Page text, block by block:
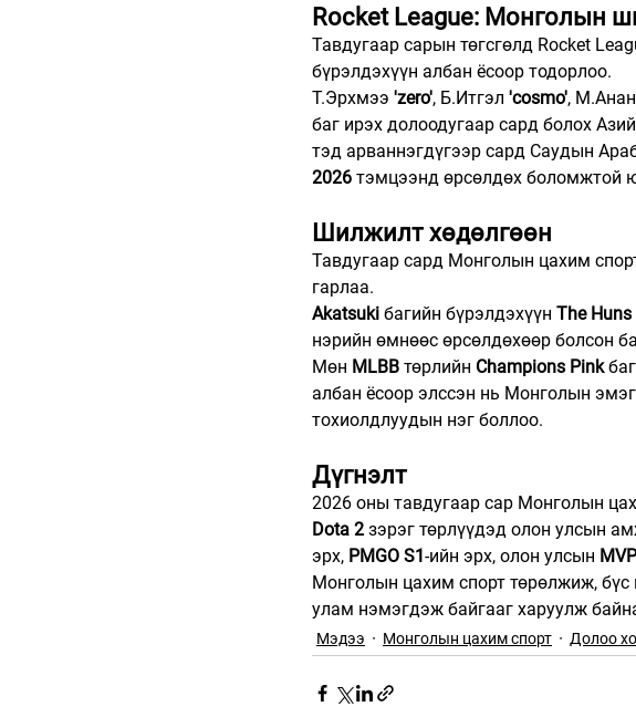
Rocket League: Монголын
Тавдугаар сарын төгсгөлд Rocket
бүрэлдэхүүн албан ёсоор тодорлоо.
Т.Эрхмээ 'zero', Б.Итгэл 'cosmo',
баг ирэх долоодугаар сард болох
тэд арваннэгдүгээр сард Саудын
2026 тэмцээнд өрсөлдөх боломжтой
Шилжилт хөдөлгөөн
Тавдугаар сард Монголын цахим
гарлаа.
Akatsuki багийн бүрэлдэхүүн The Huns
нэрийн өмнөөс өрсөлдөхөөр болсон
Мөн MLBB төрлийн Champions Pink
албан ёсоор элссэн нь Монголын
тохиолдлуудын нэг боллоо.
Дүгнэлт
2026 оны тавдугаар сар Монголын
Dota 2 зэрэг төрлүүдэд олон улсын
эрх, PMGO S1 -ийн эрх, олон улсын MVP
Монголын цахим спорт төрөлжиж,
улам нэмэгдэж байгааг харуулж
Мэдээ Монголын цахим спорт Долоо